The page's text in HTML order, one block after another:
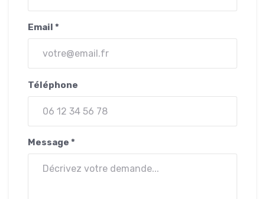
Email *
Téléphone
Message *